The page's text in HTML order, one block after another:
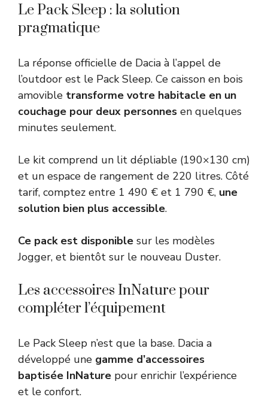
Le Pack Sleep : la solution
pragmatique
La réponse officielle de Dacia à l’appel de
l’outdoor est le Pack Sleep. Ce caisson en bois
amovible transforme votre habitacle en un
couchage pour deux personnes en quelques
minutes seulement.
Le kit comprend un lit dépliable (190×130 cm)
et un espace de rangement de 220 litres. Côté
tarif, comptez entre 1 490 € et 1 790 €, une
solution bien plus accessible.
Ce pack est disponible sur les modèles
Jogger, et bientôt sur le nouveau Duster.
Les accessoires InNature pour
compléter l’équipement
Le Pack Sleep n’est que la base. Dacia a
développé une gamme d’accessoires
baptisée InNature pour enrichir l’expérience
et le confort.